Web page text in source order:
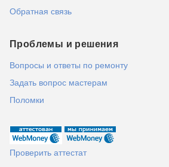
Обратная связь
Проблемы и решения
Вопросы и ответы по ремонту
Задать вопрос мастерам
Поломки
Проверить аттестат